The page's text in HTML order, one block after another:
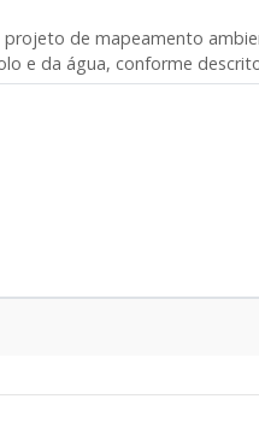
de mapeamento
e da água, conforme